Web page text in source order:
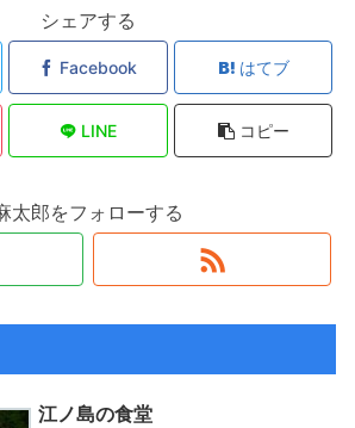
シェアする
Facebook はてブ
LINE コピー
太郎をフォローする
江ノ島の食堂